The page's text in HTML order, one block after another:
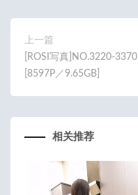
上一篇
[ROSI写真]NO.3220-3370
[8597P／9.65GB]
相关推荐